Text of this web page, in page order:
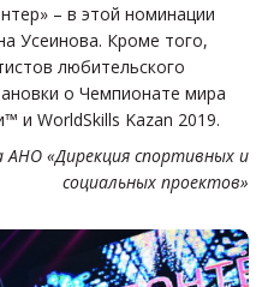
– в этой номинации
Усеинова. Кроме того,
любительского
о Чемпионате мира
и WorldSkills Kazan 2019.
«Дирекция спортивных и
социальных проектов»